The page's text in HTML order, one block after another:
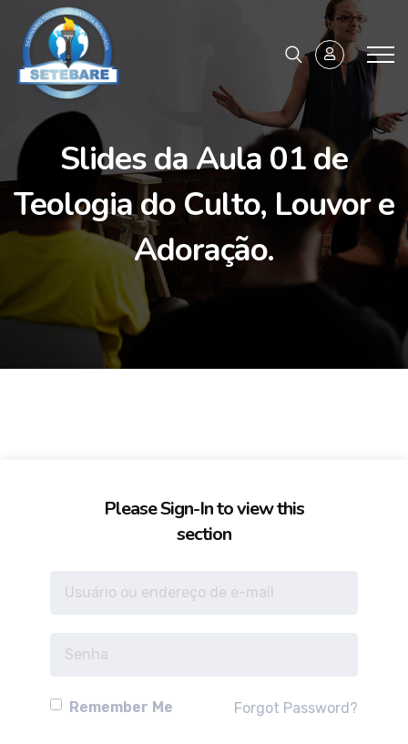
Slides da Aula 01 de
Teologia do Culto, Louvor e
Adoração.
Please Sign-In to view this
section
Remember Me Forgot Password?